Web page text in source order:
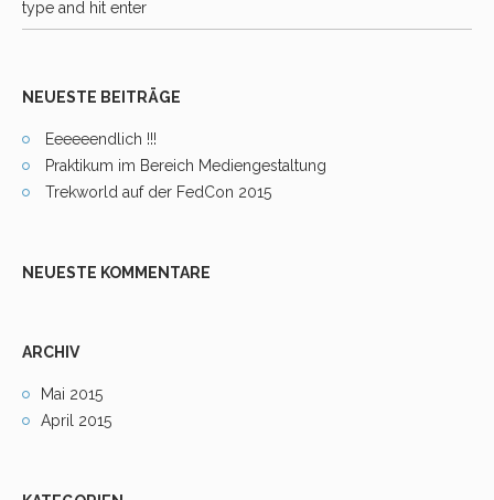
NEUESTE BEITRÄGE
Eeeeeendlich !!!
Praktikum im Bereich Mediengestaltung
Trekworld auf der FedCon 2015
NEUESTE KOMMENTARE
ARCHIV
Mai 2015
April 2015